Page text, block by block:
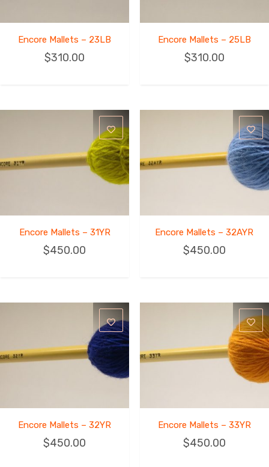
Encore Mallets – 23LB
$310.00
Encore Mallets – 25LB
$310.00
Encore Mallets – 31YR
$450.00
Encore Mallets – 32AYR
$450.00
Encore Mallets – 32YR
$450.00
Encore Mallets – 33YR
$450.00